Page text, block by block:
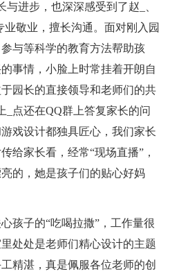
进步，也深深感受到了赵_、
敬业，擅长沟通。面对刚入园
与等科学的教育方法帮助孩
事情，小脸上时常挂着开朗自
园长的直接领导和老师们的共
_点还在QQ群上答复家长的问
戏设计都独具匠心，我们家长
给家长看，经常“现场直播”，
的，她是孩子们的贴心好妈
孩子的“吃喝拉撒”，工作量很
处处是老师们精心设计的主题
精湛，真是佩服各位老师的创